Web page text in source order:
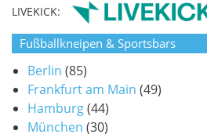
LIVEKICK:
Fußballkneipen & Sportsbars
Berlin (85)
Frankfurt am Main (49)
Hamburg(44)
München (30)